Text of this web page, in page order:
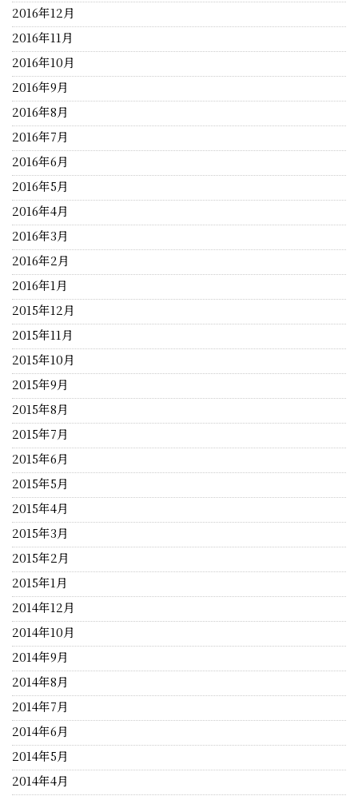
2016年12月
2016年11月
2016年10月
2016年9月
2016年8月
2016年7月
2016年6月
2016年5月
2016年4月
2016年3月
2016年2月
2016年1月
2015年12月
2015年11月
2015年10月
2015年9月
2015年8月
2015年7月
2015年6月
2015年5月
2015年4月
2015年3月
2015年2月
2015年1月
2014年12月
2014年10月
2014年9月
2014年8月
2014年7月
2014年6月
2014年5月
2014年4月